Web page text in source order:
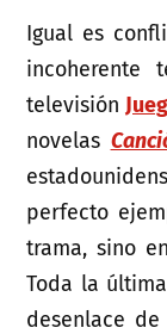
Igual es
incoherente
televisión
novelas
perfecto
trama, sino
Toda la
desenlace